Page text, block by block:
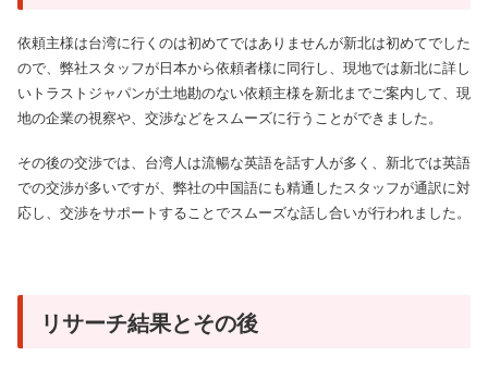
依頼主様は台湾に行くのは初めてではありませんが新北は初めてでした
ので、弊社スタッフが日本から依頼者様に同行し、現地では新北に詳し
いトラストジャパンが土地勘のない依頼主様を新北までご案内して、現
地の企業の視察や、交渉などをスムーズに行うことができました。
その後の交渉では、台湾人は流暢な英語を話す人が多く、新北では英語
での交渉が多いですが、弊社の中国語にも精通したスタッフが通訳に対
応し、交渉をサポートすることでスムーズな話し合いが行われました。
リサーチ結果とその後